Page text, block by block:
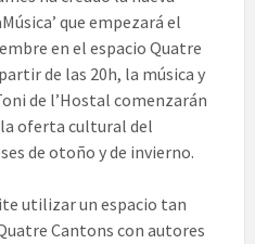
que empezará el
en el espacio Quatre
de las 20h, la música y
de l’Hostal comenzarán
oferta cultural del
de otoño y de invierno.
utilizar un espacio tan
Cantons con autores